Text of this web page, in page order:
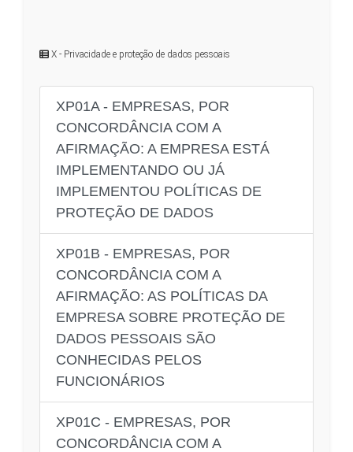
X - Privacidade e proteção de dados pessoais
XP01A - EMPRESAS, POR
CONCORDÂNCIA COM A
AFIRMAÇÃO: A EMPRESA ESTÁ
IMPLEMENTANDO OU JÁ
IMPLEMENTOU POLÍTICAS DE
PROTEÇÃO DE DADOS
XP01B - EMPRESAS, POR
CONCORDÂNCIA COM A
AFIRMAÇÃO: AS POLÍTICAS DA
EMPRESA SOBRE PROTEÇÃO DE
DADOS PESSOAIS SÃO
CONHECIDAS PELOS
FUNCIONÁRIOS
XP01C - EMPRESAS, POR
CONCORDÂNCIA COM A